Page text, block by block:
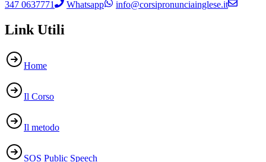
347 0637771 Whatsapp info@corsipronunciainglese.it
Link Utili
Home
Il Corso
Il metodo
SOS Public Speech